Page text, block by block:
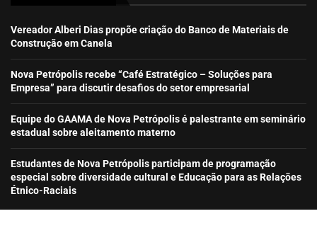
Vereador Alberi Dias propõe criação do Banco de Materiais de
Construção em Canela
Nova Petrópolis recebe “Café Estratégico – Soluções para
Empresa” para discutir desafios do setor empresarial
Equipe do GAAMA de Nova Petrópolis é palestrante em seminário
estadual sobre aleitamento materno
Estudantes de Nova Petrópolis participam de programação
especial sobre diversidade cultural e Educação para as Relações
Étnico-Raciais